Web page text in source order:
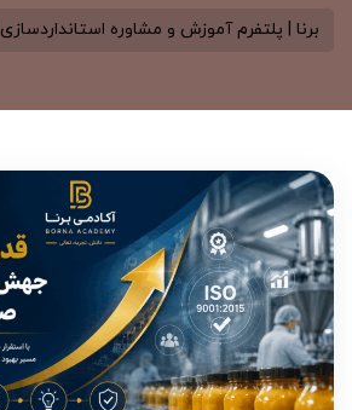
برنا | پلتفرم آموزش و مشاوره استانداردسازی